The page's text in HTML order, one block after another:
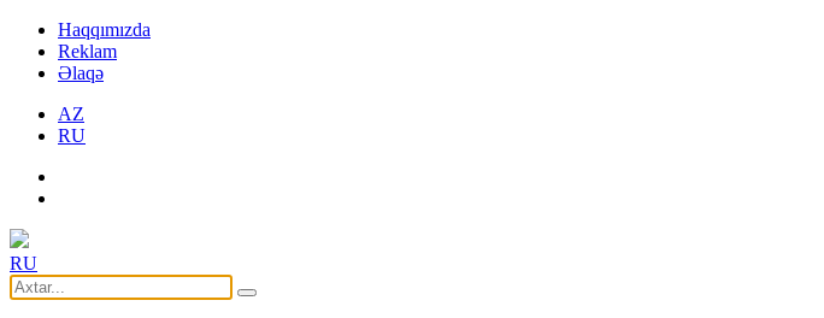
Haqqımızda
Reklam
Əlaqə
AZ
RU
RU